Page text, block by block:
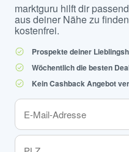
marktguru hilft dir
aus deiner Nähe zu
kostenfrei.
Prospekte deiner
Wöchentlich die besten
Kein Cashback Angebot